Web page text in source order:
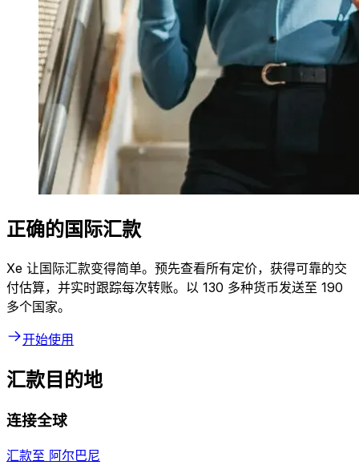
正确的国际汇款
Xe 让国际汇款变得简单。预先查看所有定价，获得可靠的交
付估算，并实时跟踪每次转账。以 130 多种货币发送至 190
多个国家。
开始使用
汇款目的地
连接全球
汇款至 阿尔巴尼